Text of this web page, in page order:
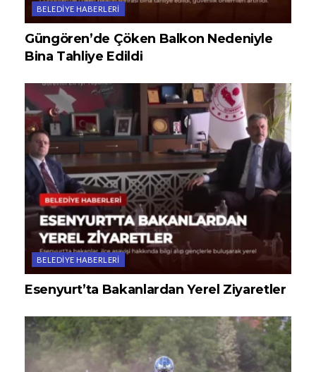
BELEDIYE HABERLERI
Güngören’de Çöken Balkon Nedeniyle
Bina Tahliye Edildi
BELEDIYE HABERLERI
Esenyurt’ta Bakanlardan Yerel Ziyaretler